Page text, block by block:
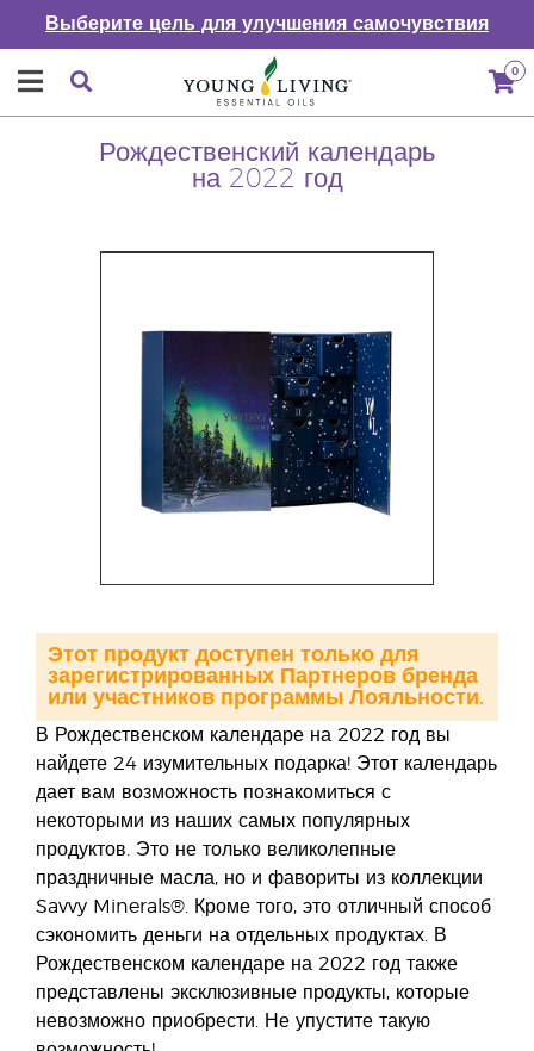
Выберите цель для улучшения самочувствия
0
Рождественский календарь
на 2022 год
В Рождественском календаре на 2022 год вы
найдете 24 изумительных подарка! Этот календарь
дает вам возможность познакомиться с
некоторыми из наших самых популярных
продуктов. Это не только великолепные
праздничные масла, но и фавориты из коллекции
Savvy Minerals®. Кроме того, это отличный способ
сэкономить деньги на отдельных продуктах. В
Рождественском календаре на 2022 год также
представлены эксклюзивные продукты, которые
невозможно приобрести. Не упустите такую
Этот продукт доступен только для
зарегистрированных Партнеров бренда
или участников программы Лояльности.